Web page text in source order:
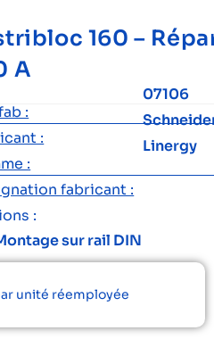
160 –
A
:
07106
:
:
Linergy
fabricant :
:
sur rail DIN
unité réemployée